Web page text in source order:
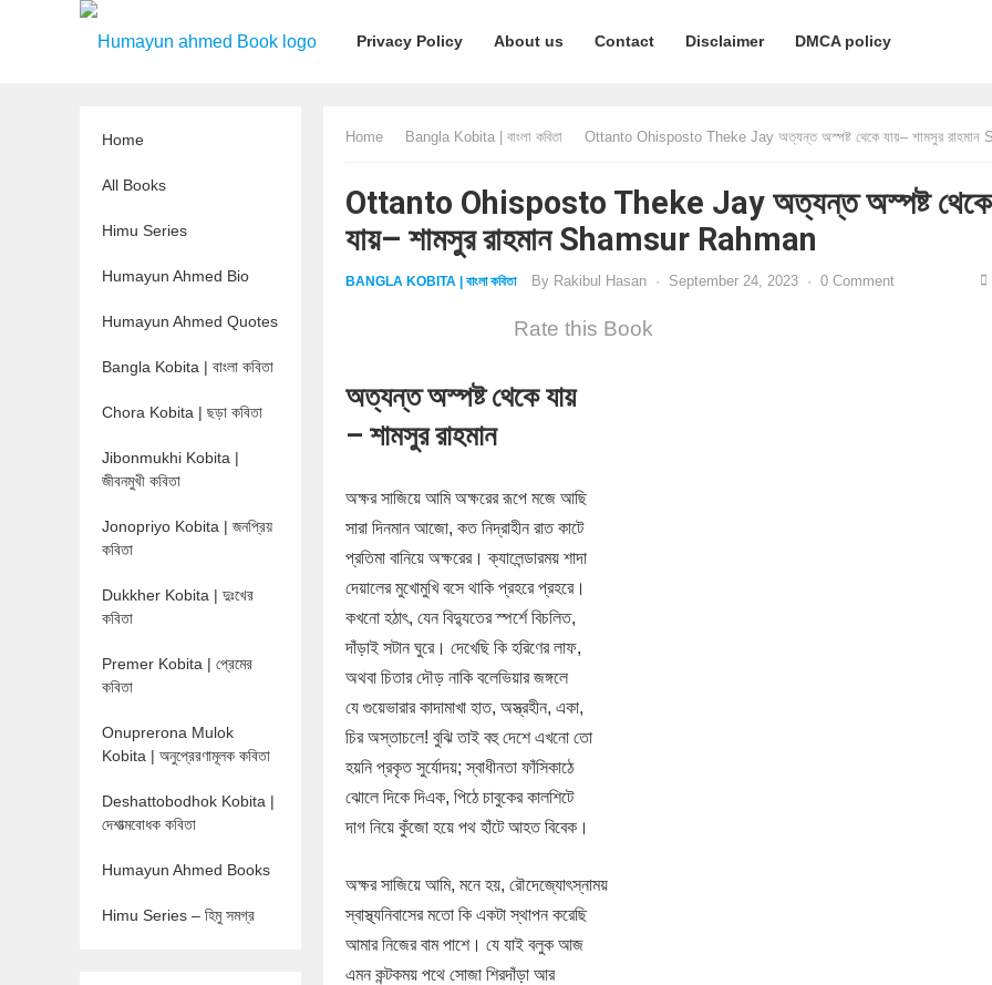
Privacy Policy About us Contact Disclaimer DMCA policy
Home
All Books
Himu Series
Humayun Ahmed Bio
Humayun Ahmed Quotes
Bangla Kobita | বাংলা কবিতা
Chora Kobita | ছড়া কবিতা
Jibonmukhi Kobita |
জীবনমুখী কবিতা
Jonopriyo Kobita | জনপ্রিয়
কবিতা
Dukkher Kobita | দুঃখের
কবিতা
Premer Kobita | প্রেমের
কবিতা
Onuprerona Mulok
Kobita | অনুপ্রেরণামূলক কবিতা
Deshattobodhok Kobita |
দেশাত্মবোধক কবিতা
Humayun Ahmed Books
Himu Series – হিমু সমগ্র
Home Bangla Kobita | বাংলা কবিতা Ottanto Ohisposto Theke Jay অত্যন্ত অস্পষ্ট থেকে যায়– শামসুর রাহমান Shamsur
Ottanto Ohisposto Theke Jay অত্যন্ত অস্পষ্ট থেকে
যায়– শামসুর রাহমান Shamsur Rahman
BANGLA KOBITA | বাংলা কবিতা By Rakibul Hasan · September 24, 2023 · 0 Comment
Rate this Book
অত্যন্ত অস্পষ্ট থেকে যায়
– শামসুর রাহমান
অক্ষর সাজিয়ে আমি অক্ষরের রূপে মজে আছি
সারা দিনমান আজো, কত নিদ্রাহীন রাত কাটে
প্রতিমা বানিয়ে অক্ষরের। ক্যালেন্ডারময় শাদা
দেয়ালের মুখোমুখি বসে থাকি প্রহরে প্রহরে।
কখনো হঠাৎ, যেন বিদ্যুতের স্পর্শে বিচলিত,
দাঁড়াই সটান ঘুরে। দেখেছি কি হরিণের লাফ,
অথবা চিতার দৌড় নাকি বলেভিয়ার জঙ্গলে
যে গুয়েভারার কাদামাখা হাত, অস্ত্রহীন, একা,
চির অস্তাচলে! বুঝি তাই বহু দেশে এখনো তো
হয়নি প্রকৃত সুর্যোদয়; স্বাধীনতা ফাঁসিকাঠে
ঝোলে দিকে দিএক, পিঠে চাবুকের কালশিটে
দাগ নিয়ে কুঁজো হয়ে পথ হাঁটে আহত বিবেক।
অক্ষর সাজিয়ে আমি, মনে হয়, রৌদেজ্যোৎস্নাময়
স্বাস্থ্যনিবাসের মতো কি একটা স্থাপন করেছি
আমার নিজের বাম পাশে। যে যাই বলুক আজ
এমন কন্টকময় পথে সোজা শিরদাঁড়া আর